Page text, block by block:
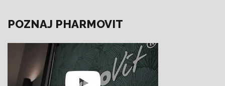
- kwas L-asparaginowy
- l-lizyna
- l-seryna
POZNAJ PHARMOVIT